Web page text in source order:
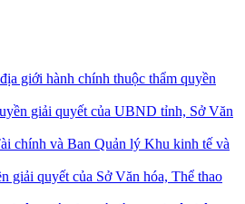
giới hành chính thuộc thẩm quyền
giải quyết của UBND tỉnh, Sở Văn
chính và Ban Quản lý Khu kinh tế và
giải quyết của Sở Văn hóa, Thể thao